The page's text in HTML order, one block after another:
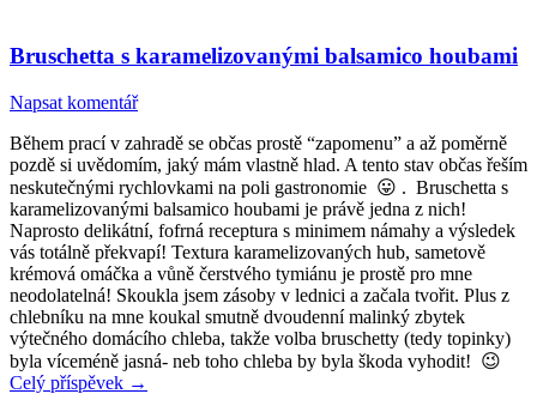
Bruschetta s karamelizovanými balsamico houbami
Napsat komentář
Během prací v zahradě se občas prostě “zapomenu” a až poměrně
pozdě si uvědomím, jaký mám vlastně hlad. A tento stav občas řeším
neskutečnými rychlovkami na poli gastronomie 😛 . Bruschetta s
karamelizovanými balsamico houbami je právě jedna z nich!
Naprosto delikátní, fofrná receptura s minimem námahy a výsledek
vás totálně překvapí! Textura karamelizovaných hub, sametově
krémová omáčka a vůně čerstvého tymiánu je prostě pro mne
neodolatelná! Skoukla jsem zásoby v lednici a začala tvořit. Plus z
chlebníku na mne koukal smutně dvoudenní malinký zbytek
výtečného domácího chleba, takže volba bruschetty (tedy topinky)
byla víceméně jasná- neb toho chleba by byla škoda vyhodit! 😉
Celý příspěvek →